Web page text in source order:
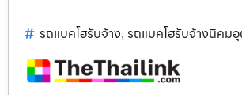
รถแบคโฮรับจ้าง, รถแบคโฮรับจ้างนิคม